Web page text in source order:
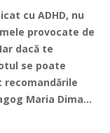
cu ADHD, nu
provocate de
dacă te
se poate
recomandările
Maria Dima...